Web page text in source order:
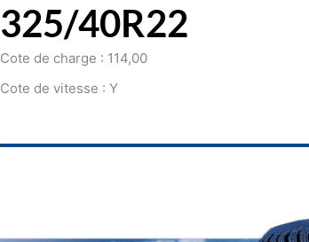
325/40R22
Cote de charge : 114,00
Cote de vitesse : Y